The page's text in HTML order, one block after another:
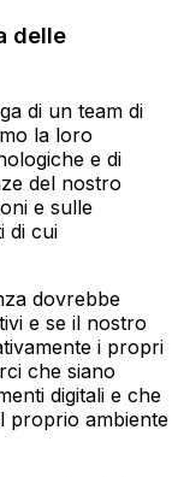
delle
di un team di
la loro
e di
del nostro
e sulle
di cui
dovrebbe
e se il nostro
i propri
che siano
digitali e che
proprio ambiente